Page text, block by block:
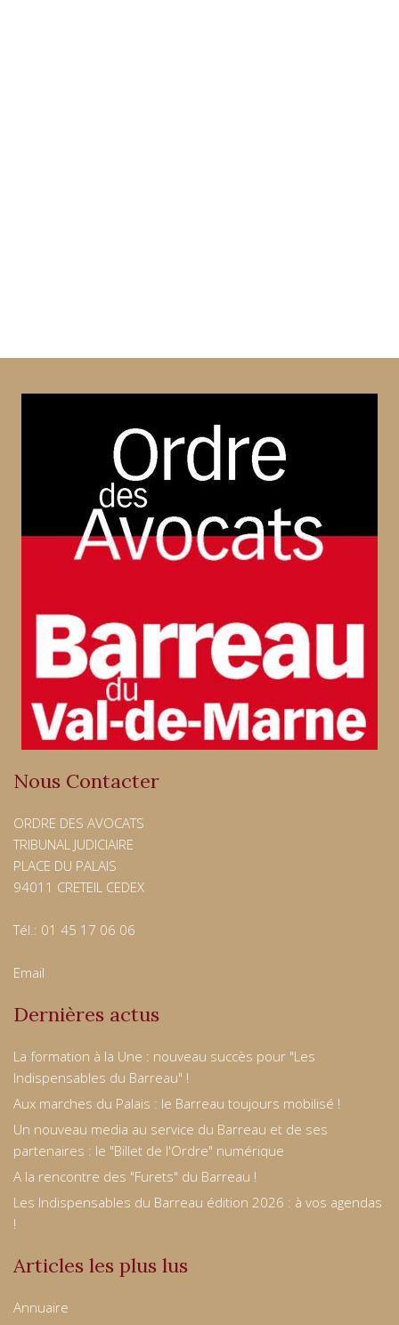
Nous Contacter
ORDRE DES AVOCATS
TRIBUNAL JUDICIAIRE
PLACE DU PALAIS
94011 CRETEIL CEDEX
Tél.: 01 45 17 06 06
Email
Dernières actus
La formation à la Une : nouveau succès pour "Les
Indispensables du Barreau" !
Aux marches du Palais : le Barreau toujours mobilisé !
Un nouveau media au service du Barreau et de ses
partenaires : le "Billet de l'Ordre" numérique
A la rencontre des "Furets" du Barreau !
Les Indispensables du Barreau édition 2026 : à vos agendas
!
Articles les plus lus
Annuaire